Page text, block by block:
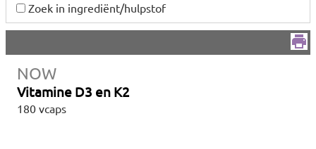
Zoek in ingrediënt/hulpstof
NOW
Vitamine D3 en K2
180 vcaps